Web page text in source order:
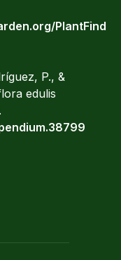
P., &
edulis